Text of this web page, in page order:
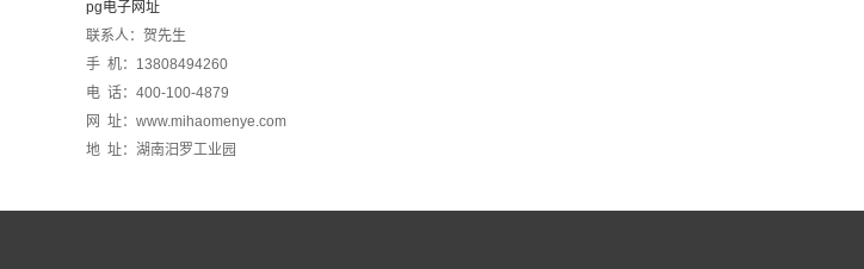
pg电子网址
联系人：贺先生
手 机：13808494260
电 话：400-100-4879
网 址：www.mihaomenye.com
地 址：湖南汨罗工业园